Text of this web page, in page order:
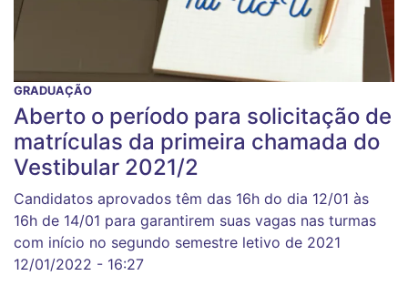
GRADUAÇÃO
Aberto o período para solicitação de
matrículas da primeira chamada do
Vestibular 2021/2
Candidatos aprovados têm das 16h do dia 12/01 às
16h de 14/01 para garantirem suas vagas nas turmas
com início no segundo semestre letivo de 2021
12/01/2022 - 16:27